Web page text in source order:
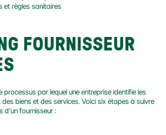
et règles sanitaires
FOURNISSEUR
processus par lequel une entreprise identifie les
biens et des services. Voici six étapes à suivre
d’un fournisseur :